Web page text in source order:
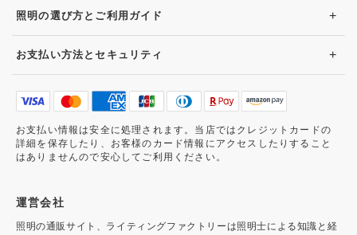
照明の選び方とご利用ガイド +
お支払い方法とセキュリティ +
お支払い情報は安全に処理されます。当店ではクレジットカードの
詳細を保存したり、お客様のカード情報にアクセスしたりすること
はありませんので安心してご利用ください。
運営会社
照明の通販サイト、ライティングファクトリーは照明士による知識と経